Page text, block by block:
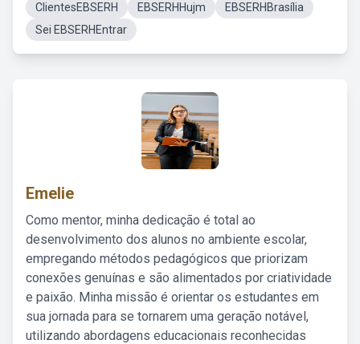
ClientesEBSERH
EBSERHHujm
EBSERHBrasília
Sei EBSERHEntrar
Emelie
Como mentor, minha dedicação é total ao
desenvolvimento dos alunos no ambiente escolar,
empregando métodos pedagógicos que priorizam
conexões genuínas e são alimentados por criatividade
e paixão. Minha missão é orientar os estudantes em
sua jornada para se tornarem uma geração notável,
utilizando abordagens educacionais reconhecidas